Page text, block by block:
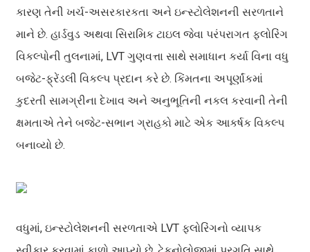
કારણ તેની ખર્ચ-અસરકારકતા અને ઇન્સ્ટોલેશનની સરળતાને
માને છે. હાર્ડવુડ અથવા સિરામિક ટાઇલ જેવા પરંપરાગત ફ્લોરિંગ
વિકલ્પોની તુલનામાં, LVT ગુણવત્તા સાથે સમાધાન કર્યા વિના વધુ
બજેટ-ફ્રેંડલી વિકલ્પ પ્રદાન કરે છે. કિંમતના અપૂર્ણાંકમાં
કુદરતી સામગ્રીના દેખાવ અને અનુભૂતિની નકલ કરવાની તેની
ક્ષમતાએ તેને બજેટ-સભાન ગ્રાહકો માટે એક આકર્ષક વિકલ્પ
બનાવ્યો છે.
વધુમાં, ઇન્સ્ટોલેશનની સરળતાએ LVT ફ્લોરિંગનો વ્યાપક